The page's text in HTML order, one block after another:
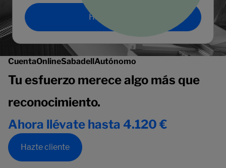
Hazte cliente
CuentaOnlineSabadellAutónomo
Tu esfuerzo merece algo más que
reconocimiento.
Ahora llévate hasta 4.120 €
Hazte cliente